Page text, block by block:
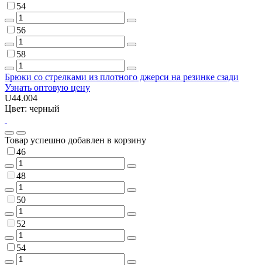
54
56
58
Брюки со стрелками из плотного джерси на резинке сзади
Узнать оптовую цену
U44.004
Цвет: черный
Товар успешно добавлен в корзину
46
48
50
52
54